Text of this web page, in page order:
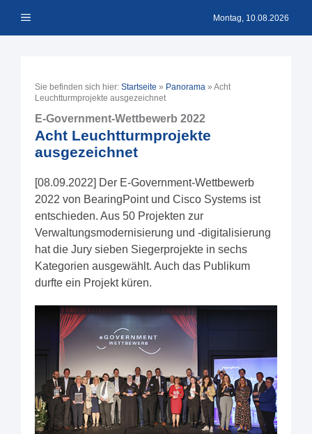
Inhalt Menü Montag, 10.08.2026
Sie befinden sich hier: Startseite » Panorama » Acht
Leuchtturmprojekte ausgezeichnet
E-Government-Wettbewerb 2022
Acht Leuchtturmprojekte
ausgezeichnet
[08.09.2022] Der E-Government-Wettbewerb
2022 von BearingPoint und Cisco Systems ist
entschieden. Aus 50 Projekten zur
Verwaltungsmodernisierung und -digitalisierung
hat die Jury sieben Siegerprojekte in sechs
Kategorien ausgewählt. Auch das Publikum
durfte ein Projekt küren.